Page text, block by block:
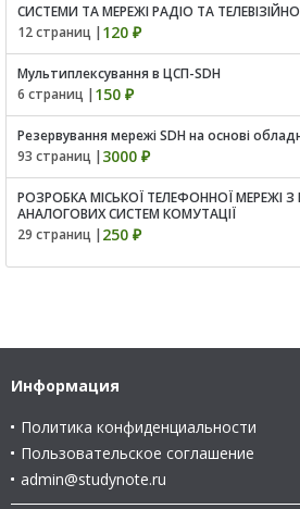
СИСТЕМИ ТА МЕРЕЖІ РАДІО ТА
12 страниц | 120 ₽
Мультиплексування в ЦСП-SDH
6 страниц | 150 ₽
Резервування мережі SDH на основі
93 страниц | 3000 ₽
РОЗРОБКА МІСЬКОЇ ТЕЛЕФОННОЇ МЕРЕЖІ
АНАЛОГОВИХ СИСТЕМ КОМУТАЦІЇ
29 страниц | 250 ₽
Информация
Политика конфиденциальности
Пользовательское соглашение
admin@studynote.ru